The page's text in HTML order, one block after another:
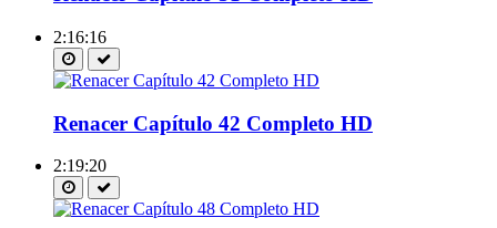
2:16:16
Renacer Capítulo 42 Completo HD
2:19:20